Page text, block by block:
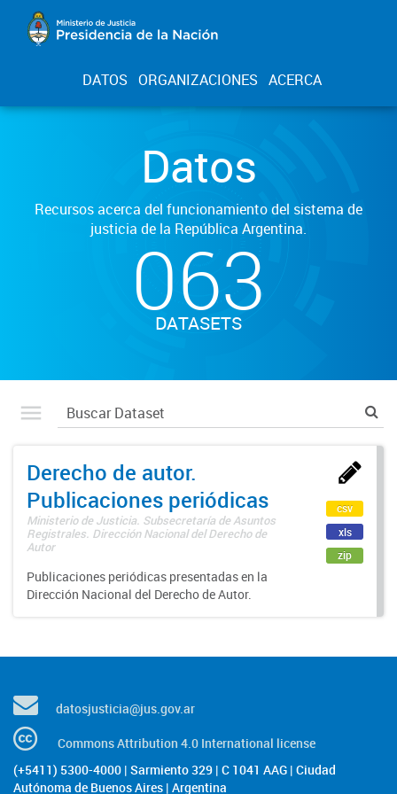
DATOS ORGANIZACIONES ACERCA
Datos
Recursos acerca del funcionamiento del sistema de
justicia de la República Argentina.
063
DATASETS
Derecho de autor.
Publicaciones periódicas
Ministerio de Justicia. Subsecretaría de Asuntos
Registrales. Dirección Nacional del Derecho de
Autor
Publicaciones periódicas presentadas en la
Dirección Nacional del Derecho de Autor.
csv
xls
zip
datosjusticia@jus.gov.ar
Commons Attribution 4.0 International license
(+5411) 5300-4000 | Sarmiento 329 | C 1041 AAG | Ciudad
Autónoma de Buenos Aires | Argentina